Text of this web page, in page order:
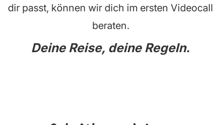
dir passt, können wir dich im ersten Videocall
beraten.
Deine Reise, deine Regeln.